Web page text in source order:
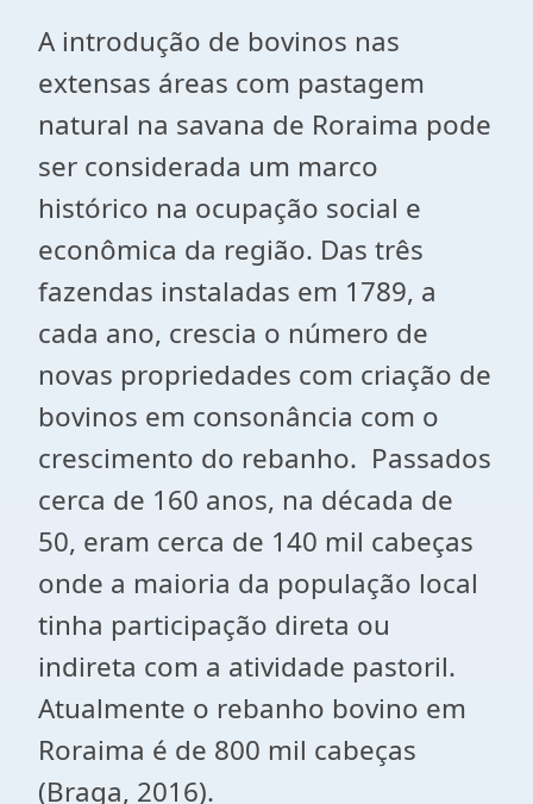
A introdução de bovinos nas
extensas áreas com pastagem
natural na savana de Roraima pode
ser considerada um marco
histórico na ocupação social e
econômica da região. Das três
fazendas instaladas em 1789, a
cada ano, crescia o número de
novas propriedades com criação de
bovinos em consonância com o
crescimento do rebanho. Passados
cerca de 160 anos, na década de
50, eram cerca de 140 mil cabeças
onde a maioria da população local
tinha participação direta ou
indireta com a atividade pastoril.
Atualmente o rebanho bovino em
Roraima é de 800 mil cabeças
(Braga, 2016).